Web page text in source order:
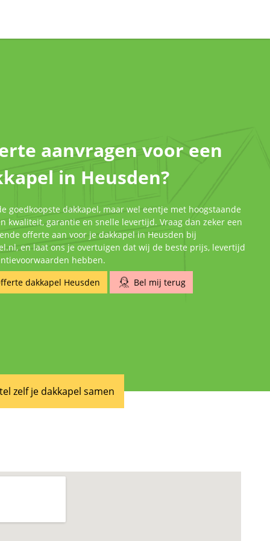
aanvragen voor een
in Heusden?
goedkoopste dakkapel, maar wel eentje met hoogstaande
kwaliteit, garantie en snelle levertijd. Vraag dan zeker een
offerte aan voor je dakkapel in Heusden bij
en laat ons je overtuigen dat wij de beste prijs, levertijd
hebben.
dakkapel Heusden
Bel mij terug
zelf je dakkapel samen